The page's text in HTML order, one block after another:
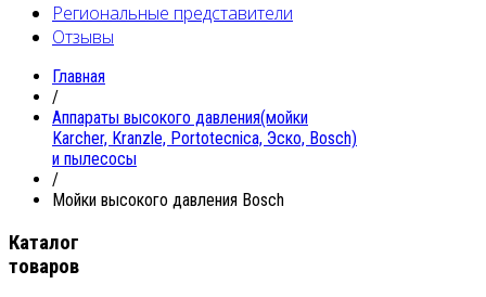
Региональные представители
Отзывы
Главная
/
Аппараты высокого давления(мойки
Karcher, Kranzle, Portotecnica, Эско, Bosch)
и пылесосы
/
Мойки высокого давления Bosch
Каталог
товаров